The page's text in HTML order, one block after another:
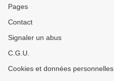
Pages
Contact
Signaler un abus
C.G.U.
Cookies et données personnelles